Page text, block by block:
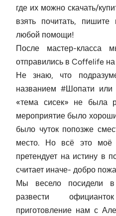
где их можно скачать/
взять почитать,
любой помощи!
После мастер-класса
отправились в Coffelife
Не знаю, что
названием #Шопати
«тема сисек» не была
мероприятие было
было чуток попозже
место. Но всё это
претендует на истину в
считает иначе- добро
Мы весело посидели
развести
приготовление нам с